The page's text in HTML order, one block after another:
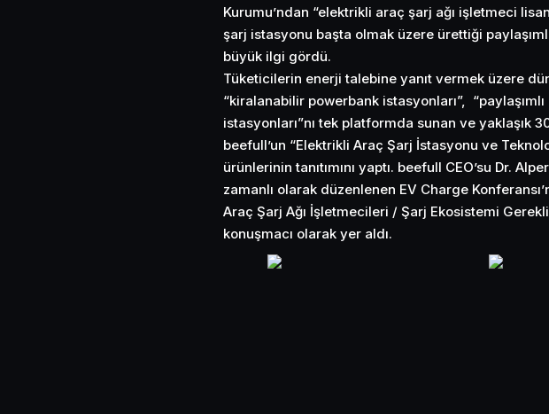
Kurumu’ndan “elektrikli araç şarj ağı işletmeci
şarj istasyonu başta olmak üzere ürettiği
büyük ilgi gördü.
Tüketicilerin enerji talebine yanıt vermek üzere
“kiralanabilir powerbank istasyonları”,
istasyonları”nı tek platformda sunan ve yaklaşık
beefull’un “Elektrikli Araç Şarj İstasyonu ve
ürünlerinin tanıtımını yaptı. beefull CEO’su Dr.
zamanlı olarak düzenlenen EV Charge
Araç Şarj Ağı İşletmecileri / Şarj Ekosistemi
konuşmacı olarak yer aldı.